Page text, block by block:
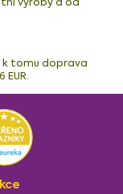
výroby a od
k tomu doprava